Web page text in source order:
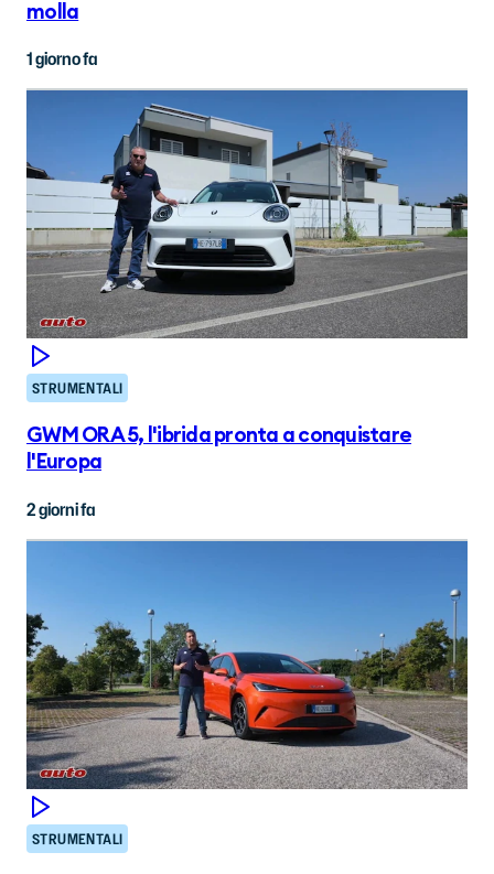
molla
1 giorno fa
STRUMENTALI
GWM ORA 5, l'ibrida pronta a conquistare
l'Europa
2 giorni fa
STRUMENTALI